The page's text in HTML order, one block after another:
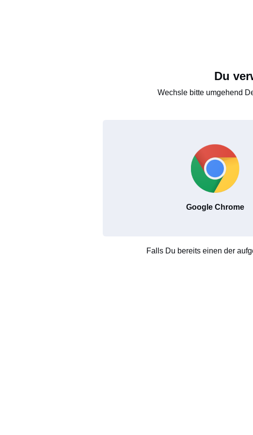
Du
Wechsle bitte umgehend
Google Chrome
Falls Du bereits einen der